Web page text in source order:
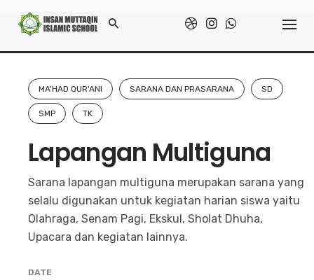
Home / Galeri / Lapangan Multiguna
MA'HAD QUR'ANI SARANA DAN PRASARANA SD
SMP TK
Lapangan Multiguna
Sarana lapangan multiguna merupakan sarana yang
selalu digunakan untuk kegiatan harian siswa yaitu
Olahraga, Senam Pagi, Ekskul, Sholat Dhuha,
Upacara dan kegiatan lainnya.
DATE